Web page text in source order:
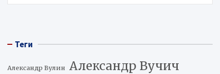
Теги
Александр Вулин Александр Вучич